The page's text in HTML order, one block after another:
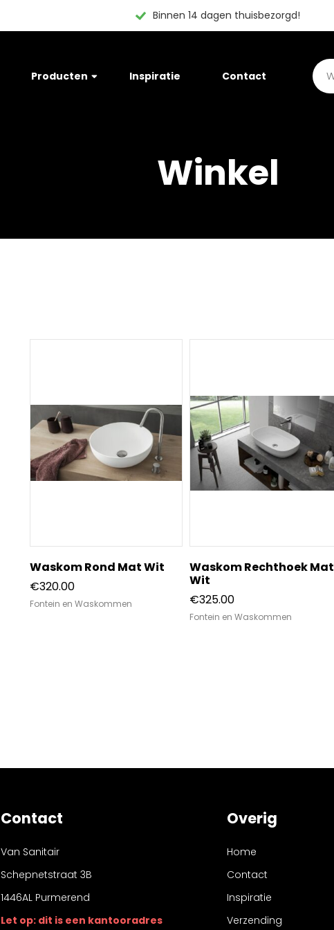
Binnen 14 dagen thuisbezorgd!
Producten Inspiratie Contact
Winkel
Waskom Rond Mat Wit
€320.00
Fontein en Waskommen
Waskom Rechthoek Mat
Wit
€325.00
Fontein en Waskommen
Contact
Van Sanitair
Schepnetstraat 3B
1446AL Purmerend
Let op: dit is een kantooradres
Overig
Home
Contact
Inspiratie
Verzending